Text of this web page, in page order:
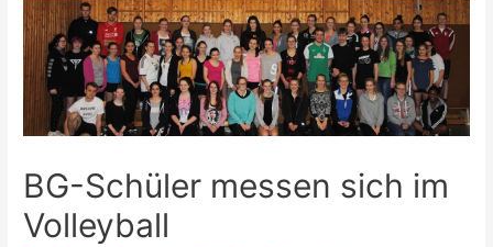
BG-Schüler messen sich im
Volleyball